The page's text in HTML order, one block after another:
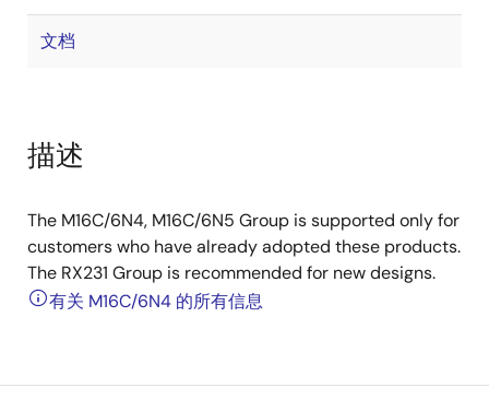
文档
描述
The M16C/6N4, M16C/6N5 Group is supported only for
customers who have already adopted these products.
The RX231 Group is recommended for new designs.
有关 M16C/6N4 的所有信息